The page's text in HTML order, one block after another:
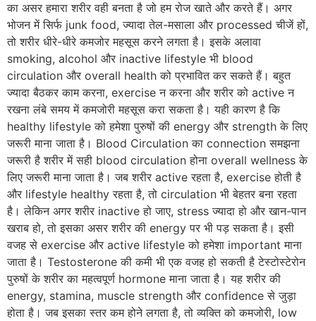
का असर हमारा शरीर वही बनता है जो हम रोज खाते और करते हैं। अगर
भोजन में सिर्फ junk food, ज्यादा तेल-मसाला और processed चीजें हों,
तो शरीर धीरे-धीरे कमजोर महसूस करने लगता है। इसके अलावा
smoking, alcohol और inactive lifestyle भी blood
circulation और overall health को प्रभावित कर सकते हैं। बहुत
ज्यादा बैठकर काम करना, exercise न करना और शरीर को active न
रखना लंबे समय में कमजोरी महसूस करा सकता है। यही कारण है कि
healthy lifestyle को हमेशा पुरुषों की energy और strength के लिए
जरूरी माना जाता है। Blood Circulation का connection समझना
जरूरी है शरीर में सही blood circulation होना overall wellness के
लिए जरूरी माना जाता है। जब शरीर active रहता है, exercise होती है
और lifestyle healthy रहता है, तो circulation भी बेहतर बना रहता
है। लेकिन अगर शरीर inactive हो जाए, stress ज्यादा हो और खान-पान
खराब हो, तो इसका असर शरीर की energy पर भी पड़ सकता है। इसी
वजह से exercise और active lifestyle को हमेशा important माना
जाता है। Testosterone की कमी भी एक वजह हो सकती है टेस्टोस्टेरोन
पुरुषों के शरीर का महत्वपूर्ण hormone माना जाता है। यह शरीर की
energy, stamina, muscle strength और confidence से जुड़ा
होता है। जब इसका स्तर कम होने लगता है, तो व्यक्ति को कमजोरी, low